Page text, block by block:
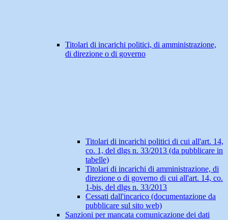
Titolari di incarichi politici, di amministrazione,
di direzione o di governo
Titolari di incarichi politici di cui all'art. 14,
co. 1, del dlgs n. 33/2013 (da pubblicare in
tabelle)
Titolari di incarichi di amministrazione, di
direzione o di governo di cui all'art. 14, co.
1-bis, del dlgs n. 33/2013
Cessati dall'incarico (documentazione da
pubblicare sul sito web)
Sanzioni per mancata comunicazione dei dati